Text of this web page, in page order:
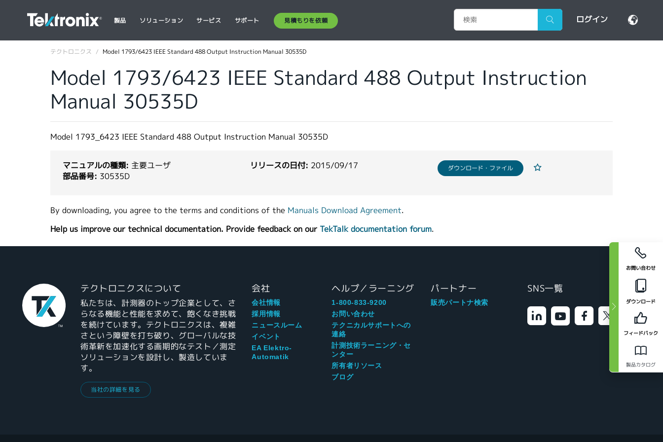
製品 ソリューション サービス サポート 見積もりを依頼 ログイン
お問い合わせ
ダウンロード
フィードバック
製品カタログ
テクトロニクス Model 1793/6423 IEEE Standard 488 Output Instruction Manual 30535D
Model 1793/6423 IEEE Standard 488 Output Instruction
Manual 30535D
Model 1793_6423 IEEE Standard 488 Output Instruction Manual 30535D
マニュアルの種類: 主要ユーザ
部品番号: 30535D
リリースの日付: 2015/09/17 ダウンロード・ファイル
By downloading, you agree to the terms and conditions of the Manuals Download Agreement.
Help us improve our technical documentation. Provide feedback on our TekTalk documentation forum.
テクトロニクスについて
私たちは、計測器のトップ企業として、さ
らなる機能と性能を求めて、飽くなき挑戦
を続けています。テクトロニクスは、複雑
さという障壁を打ち破り、グローバルな技
術革新を加速化する画期的なテスト／測定
ソリューションを設計し、製造していま
す。
当社の詳細を見る
会社
会社情報
採用情報
ニュースルーム
イベント
EA Elektro-
Automatik
ヘルプ／ラーニング
1-800-833-9200
お問い合わせ
テクニカルサポートへの
連絡
計測技術ラーニング・セ
ンター
所有者リソース
ブログ
パートナー
販売パートナ検索
SNS一覧